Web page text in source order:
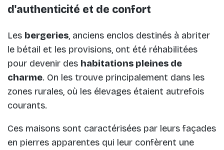
d'authenticité et de confort
Les bergeries, anciens enclos destinés à abriter
le bétail et les provisions, ont été réhabilitées
pour devenir des habitations pleines de
charme. On les trouve principalement dans les
zones rurales, où les élevages étaient autrefois
courants.
Ces maisons sont caractérisées par leurs façades
en pierres apparentes qui leur confèrent une